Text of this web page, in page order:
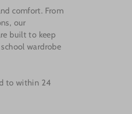
comfort. From
our
built to keep
wardrobe
to within 24